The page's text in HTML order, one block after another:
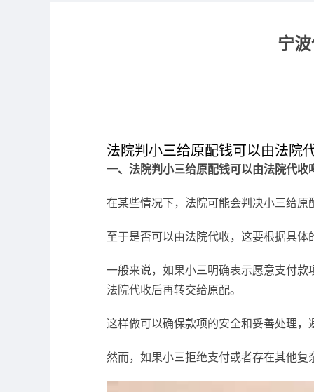
宁
法院判小三给原配钱可以由法院
一、法院判小三给原配钱可以由法院代收
在某些情况下，法院可能会判决小三给原
至于是否可以由法院代收，这要根据具
一般来说，如果小三明确表示愿意支付
法院代收后再转交给原配。
这样做可以确保款项的安全和妥善处理
然而，如果小三拒绝支付或者存在其他